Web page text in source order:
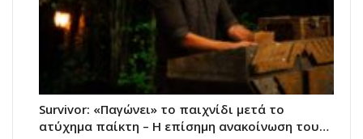
Survivor: «Παγώνει» το παιχνίδι μετά το
ατύχημα παίκτη – Η επίσημη ανακοίνωση του…